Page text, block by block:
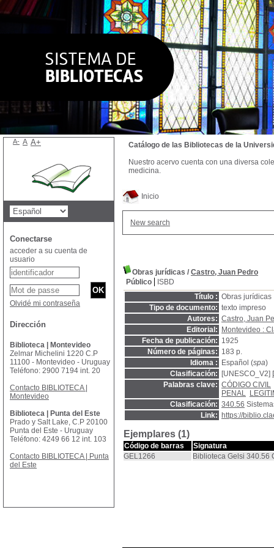
Inicio
New search
Obras jurídicas / Castro, Juan Pedro
Público
ISBD
Título : Obras jurídicas
Tipo de documento: texto impreso
Autores: Castro, Juan
Editorial:
Montevideo :
Fecha de publicación: 1925
Número de páginas: 183 p.
Idioma :
Español (spa)
Clasificación:
[UNESCO_V2]
Palabras clave: CÓDIGO CIVIL
PENAL
Clasificación: 340.56
Link:
https://
Ejemplares (1)
Código de barras
Signatura
GEL1266
Biblioteca Gelsi 340.56
Catálogo de las Bibliotecas de la
Nuestro acervo cuenta con una diversa
medicina.
A- A A+
Conectarse
acceder a su cuenta de
usuario
Olvidé mi contraseña
Dirección
Biblioteca | Montevideo
Zelmar Michelini 1220 C.P
11100 - Montevideo - Uruguay
Teléfono: 2900 7194 int. 20
Contacto BIBLIOTECA |
Montevideo
Biblioteca | Punta del Este
Prado y Salt Lake, C.P 20100
Punta del Este - Uruguay
Teléfono: 4249 66 12 int. 103
Contacto BIBLIOTECA | Punta
del Este